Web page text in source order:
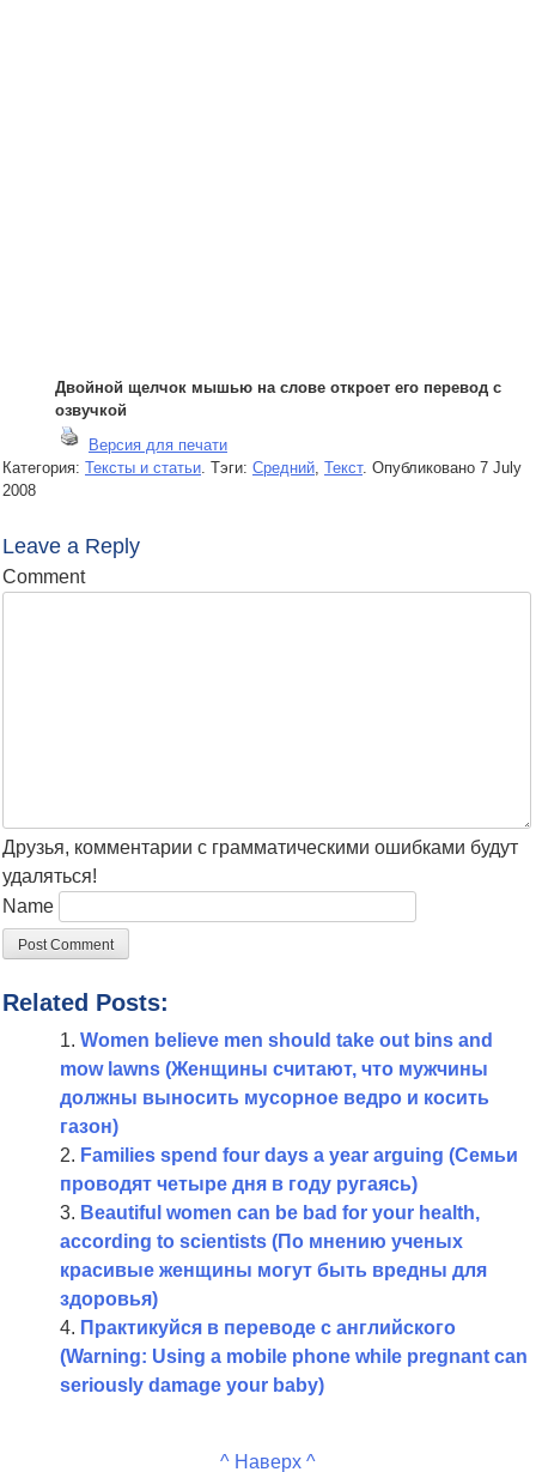
Двойной щелчок мышью на слове откроет его перевод с
озвучкой
Версия для печати
Категория: Тексты и статьи . Тэги: Средний Текст. Опубликовано 7 July
2008
Leave a Reply
Comment
Друзья, комментарии с грамматическими ошибками будут
удаляться!
Name
Related Posts:
Women believe men should take out bins and
mow lawns (Женщины считают, что мужчины
должны выносить мусорное ведро и косить
газон)
Families spend four days a year arguing (Семьи
проводят четыре дня в году ругаясь)
Beautiful women can be bad for your health,
according to scientists (По мнению ученых
красивые женщины могут быть вредны для
здоровья)
Практикуйся в переводе с английского
(Warning: Using a mobile phone while pregnant can
seriously damage your baby)
^ Наверх ^